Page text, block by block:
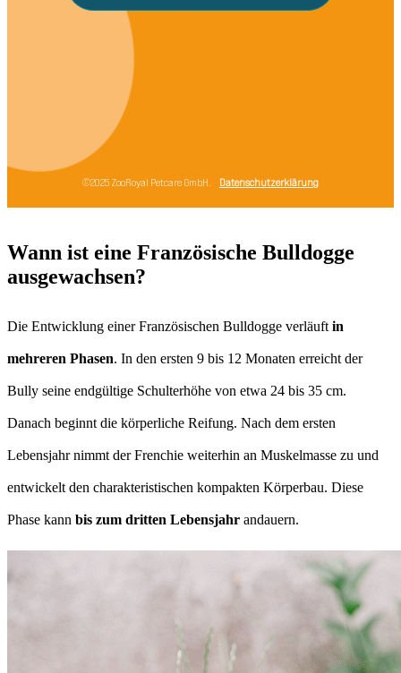
Wann ist eine Französische Bulldogge
ausgewachsen?
Die Entwicklung einer Französischen Bulldogge verläuftin
mehreren Phasen. In den ersten 9 bis 12 Monaten erreicht der
Bully seine endgültige Schulterhöhe von etwa 24 bis 35 cm.
Danach beginnt die körperliche Reifung. Nach dem ersten
Lebensjahr nimmt der Frenchie weiterhin an Muskelmasse zu und
entwickelt den charakteristischen kompakten Körperbau. Diese
Phase kann bis zum dritten Lebensjahr andauern.